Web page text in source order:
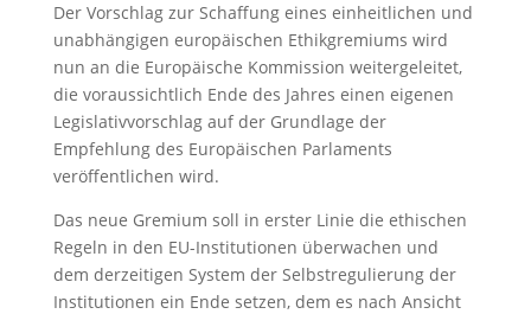
Der Vorschlag zur Schaffung eines einheitlichen und
unabhängigen europäischen Ethikgremiums wird
nun an die Europäische Kommission weitergeleitet,
die voraussichtlich Ende des Jahres einen eigenen
Legislativvorschlag auf der Grundlage der
Empfehlung des Europäischen Parlaments
veröffentlichen wird.
Das neue Gremium soll in erster Linie die ethischen
Regeln in den EU-Institutionen überwachen und
dem derzeitigen System der Selbstregulierung der
Institutionen ein Ende setzen, dem es nach Ansicht